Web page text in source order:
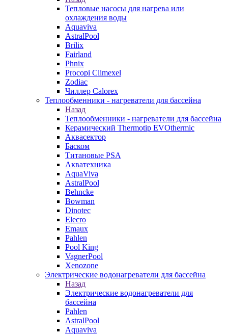
Тепловые насосы для нагрева или
охлаждения воды
Aquaviva
AstralPool
Brilix
Fairland
Phnix
Procopi Climexel
Zodiac
Чиллер Calorex
Теплообменники - нагреватели для бассейна
Назад
Теплообменники - нагреватели для бассейна
Керамический Thermotip EVOthermic
Аквасектор
Баском
Титановые PSA
Акватехника
AquaViva
AstralPool
Behncke
Bowman
Dinotec
Elecro
Emaux
Pahlen
Pool King
VagnerPool
Xenozone
Электрические водонагреватели для бассейна
Назад
Электрические водонагреватели для
бассейна
Pahlen
AstralPool
Aquaviva